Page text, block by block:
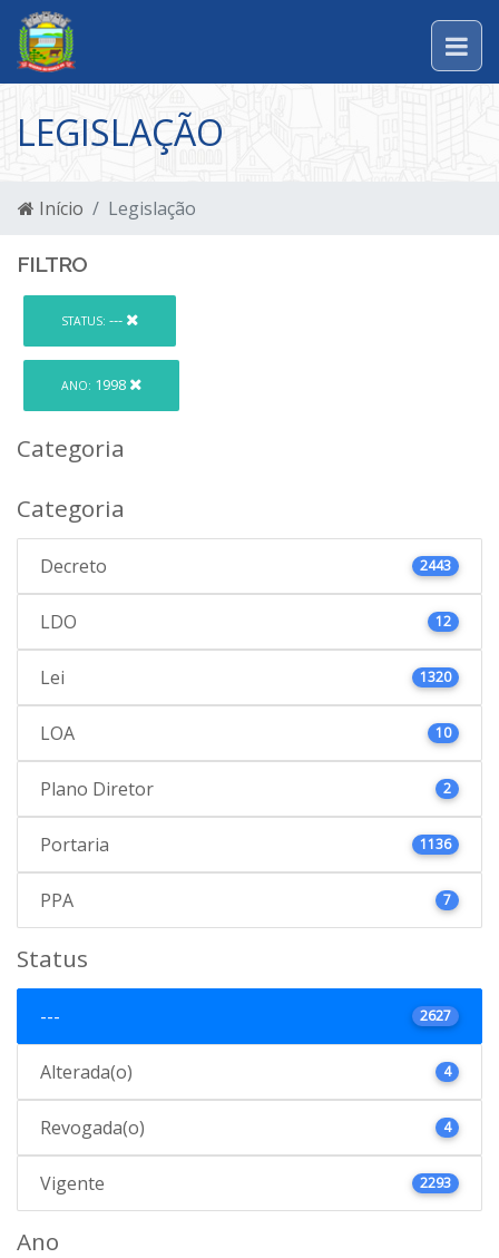
LEGISLAÇÃO
Início Legislação
FILTRO
STATUS: ---
ANO: 1998
Categoria
Categoria
Decreto 2443
LDO 12
Lei 1320
LOA 10
Plano Diretor 2
Portaria 1136
PPA 7
Status
--- 2627
Alterada(o) 4
Revogada(o) 4
Vigente 2293
Ano